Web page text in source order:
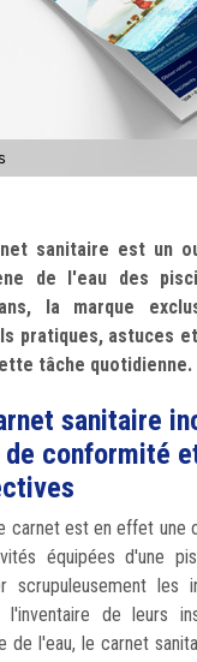
sanitaire est un
de l'eau des
la marque
pratiques, astuces
tâche quotidienne.
sanitaire
conformité
carnet est en effet une
équipées d'une
scrupuleusement les
l'inventaire de leurs
de l'eau, le carnet